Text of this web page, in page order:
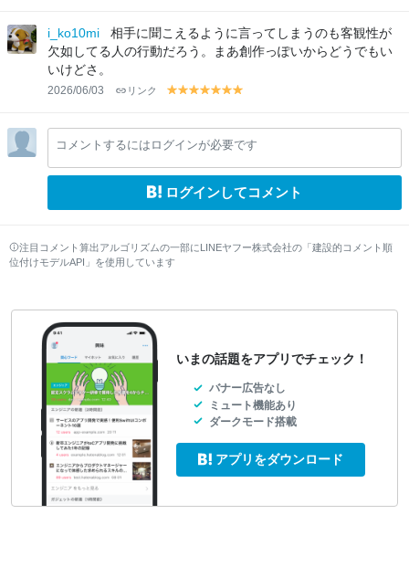
lo
w
lo
w
i_ko10mi
相手に聞こえるように言ってしまうのも客観性が
欠如してる人の行動だろう。まあ創作っぽいからどうでもい
いけどさ。
2026/06/03 リンク
y
lo
w
y
lo
w
y
lo
w
y
lo
w
y
lo
w
y
lo
w
lo
w
コメントするにはログインが必要です
ログインしてコメント
注目コメント算出アルゴリズムの一部にLINEヤフー株式会社の「建設的コメント順
位付けモデルAPI」を使用しています
いまの話題をアプリでチェック！
バナー広告なし
ミュート機能あり
ダークモード搭載
アプリをダウンロード